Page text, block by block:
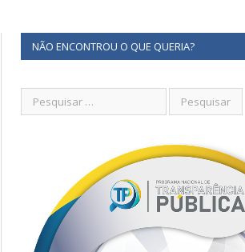
NÃO ENCONTROU O QUE QUERIA?